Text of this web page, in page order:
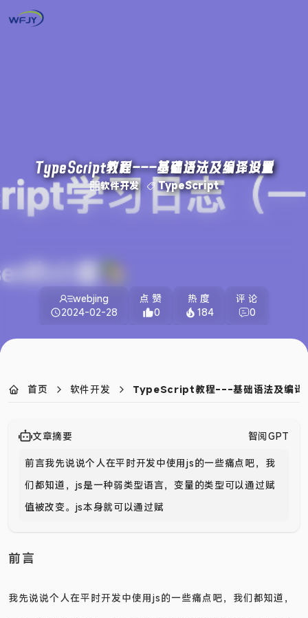
TypeScript教程---基础语法及编译设置
软件开发 TypeScript
webjing
2024-02-28
点 赞
0
热 度
184
评 论
0
首页 软件开发 TypeScript教程---基础语法及编译
文章摘要 智阅GPT
前言我先说说个人在平时开发中使用js的一些痛点吧，我
们都知道，js是一种弱类型语言，变量的类型可以通过赋
值被改变。js本身就可以通过赋值的类型来对变
前言
我先说说个人在平时开发中使用js的一些痛点吧，我们都知道，